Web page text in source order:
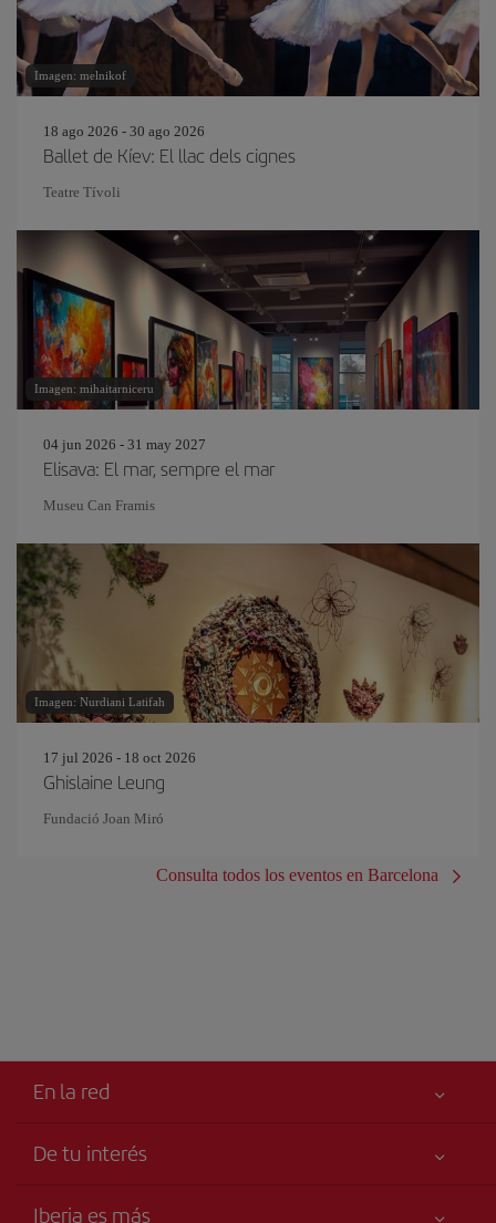
Imagen: melnikof
18 ago 2026 - 30 ago 2026
Ballet de Kíev: El llac dels cignes
Teatre Tívoli
Imagen: mihaitarniceru
04 jun 2026 - 31 may 2027
Elisava: El mar, sempre el mar
Museu Can Framis
Imagen: Nurdiani Latifah
17 jul 2026 - 18 oct 2026
Ghislaine Leung
Fundació Joan Miró
Consulta todos los eventos en Barcelona
En la red
De tu interés
Iberia es más